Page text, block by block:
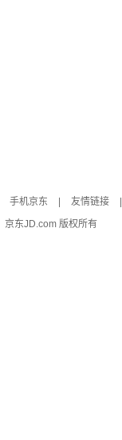
手机京东 友情链接
京东JD.com 版权所有